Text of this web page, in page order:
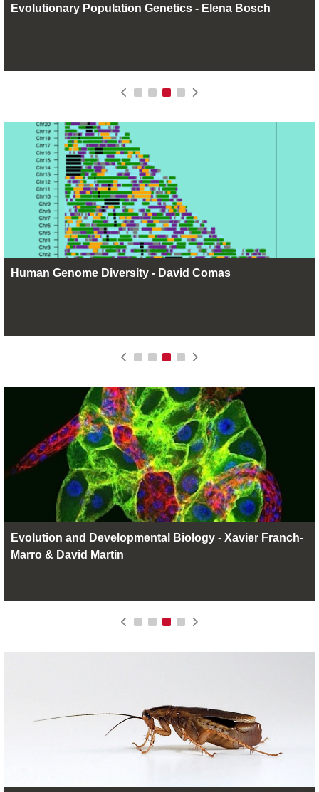
Evolutionary Population Genetics - Elena Bosch
Human Genome Diversity - David Comas
Evolution and Developmental Biology - Xavier Franch-
Marro & David Martin